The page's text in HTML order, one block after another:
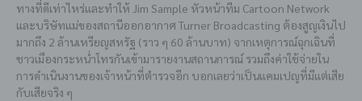
ทางที่ดีเท่าไหร่และทำให้ Jim Sample หัวหน้าทีม Cartoon Network
และบริษัทแม่ของสถานีออกอากาศ Turner Broadcasting ต้องสูญเงินไป
มากถึง 2 ล้านเหรียญสหรัฐ (ราว ๆ 60 ล้านบาท) จากเหตุการณ์ฉุกเฉินที่
ชาวเมืองกระหน่ำโทรกันเข้ามารายงานสถานการณ์ รวมถึงค่าใช้จ่ายใน
การดำเนินงานของเจ้าหน้าที่ตำรวจอีก บอกเลยว่าเป็นแคมเปญที่มีแต่เสีย
กับเสียจริง ๆ